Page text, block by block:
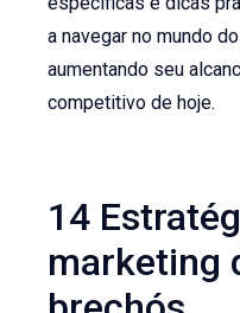
a navegar no mundo
aumentando seu
competitivo de hoje.
14
marketing